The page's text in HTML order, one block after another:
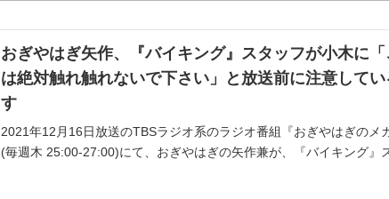
おぎやはぎ矢作、『バイキング』スタッフが小木に「
は絶対触れ触れないで下さい」と放送前に注意して
す
2021年12月16日放送のTBSラジオ系のラジオ番組『おぎやはぎのメ
(毎週木 25:00-27:00)にて、おぎやはぎの矢作兼が、『バイキング』